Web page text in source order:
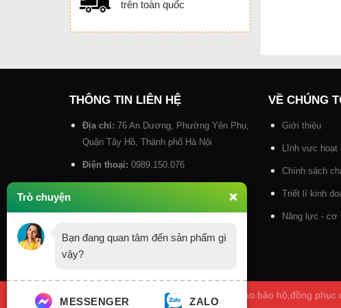
trên toàn quốc
THÔNG TIN LIÊN HỆ
Địa chỉ: 76 An Dương, Phường Yên Phụ,
Quận Tây Hồ, Thành phố Hà Nội
Điện thoại: 0989.150.076
VỀ CHÚNG
Giới thiệu
Lĩnh vực hoạt
Chính sách
Triết lí kinh
Năng lực - cơ
Đồ bảo hộ lao động, đồ bảo hộ, quần áo bảo hộ,đồng
Trò chuyện ❌
Bạn đang quan tâm đến sản phẩm gì
vậy?
MESSENGER ZALO